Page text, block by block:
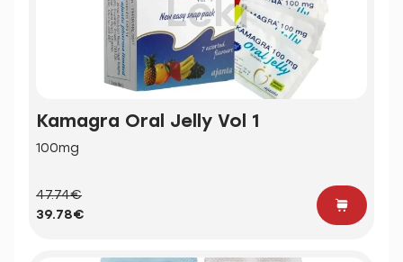
Kamagra Oral Jelly Vol 1
100mg
47.74€
39.78€